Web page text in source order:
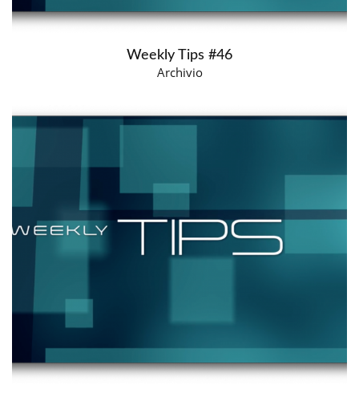
Weekly Tips #46
Archivio